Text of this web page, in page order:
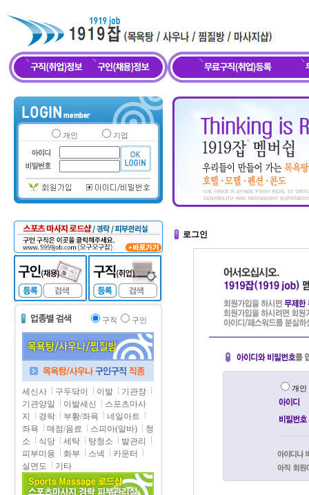
개인 기업
구직 구인
세신사 구두닦이 이발
기관장
기관양일
이발세신
스포츠마사
지
경락 부황/좌욕
네일아트
좌욕
매점/음료 스피아(알바)
청
소
식당 세탁 탕청소
발관리
피부미용
화부 스넥
카운터
실면도
기타
로그인
개